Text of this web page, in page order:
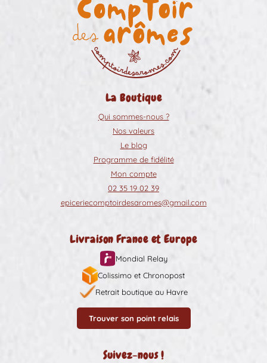
La Boutique
Qui sommes-nous ?
Nos valeurs
Le blog
Programme de fidélité
Mon compte
02 35 19 02 39
epiceriecomptoirdesaromes@gmail.com
Livraison France et Europe
Mondial Relay
Colissimo et Chronopost
Retrait boutique au Havre
Trouver son point relais
Suivez-nous !